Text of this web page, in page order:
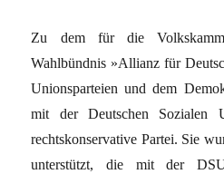
Zu dem für die
Wahlbündnis »Allianz für
Unionsparteien und dem
mit der Deutschen Sozialen
rechtskonservative Partei. Sie
unterstützt, die mit der